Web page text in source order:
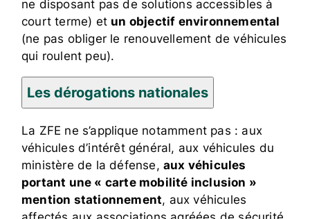
ne disposant pas de solutions accessibles à
court terme) et un objectif environnemental
(ne pas obliger le renouvellement de véhicules
qui roulent peu).
Les dérogations nationales
La ZFE ne s’applique notamment pas : aux
véhicules d’intérêt général, aux véhicules du
ministère de la défense, aux véhicules
portant une « carte mobilité inclusion »
mention stationnement, aux véhicules